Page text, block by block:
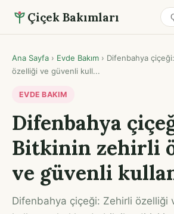
Çiçek Bakımları
Ana Sayfa › Evde Bakım › Difenbahya
özelliği ve güvenli kull...
EVDE BAKIM
Difenbahya
Bitkinin zehirli
ve güvenli
Difenbahya çiçeği: Zehirli özelliği